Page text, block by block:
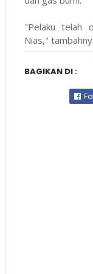
"Pelaku telah
Nias,"
BAGIKAN DI :